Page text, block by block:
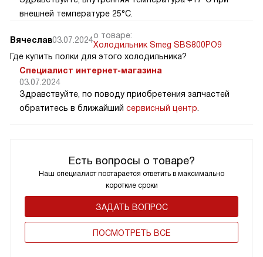
Есть вопросы о товаре?
Наш специалист постарается ответить в максимально
короткие сроки
ЗАДАТЬ ВОПРОС
ПОCМОТРЕТЬ ВСЕ
внешней температуре 25°C.
Вячеслав03.07.2024о товаре:
Холодильник Smeg SBS800PO9
Где купить полки для этого холодильника?
Специалист интернет-магазина
03.07.2024
Здравствуйте, по поводу приобретения запчастей
обратитесь в ближайший сервисный центр